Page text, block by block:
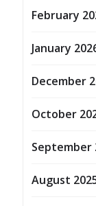
February
January
December
October
September
August